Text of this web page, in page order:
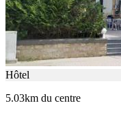
Hôtel
5.03km du centre